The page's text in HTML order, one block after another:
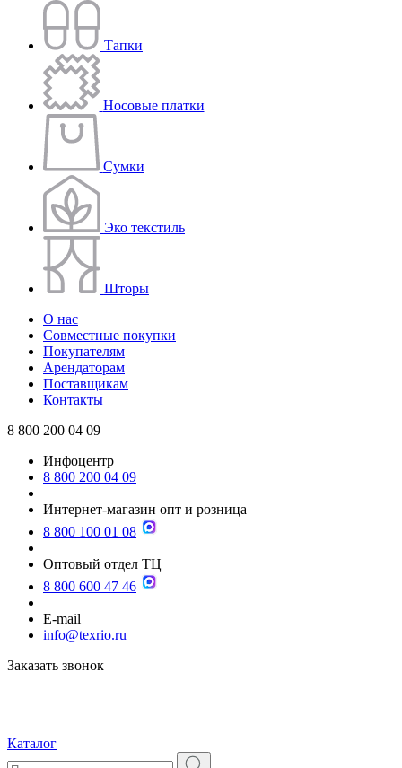
Тапки
Носовые платки
Сумки
Эко текстиль
Шторы
О нас
Совместные покупки
Покупателям
Арендаторам
Поставщикам
Контакты
8 800 200 04 09
Инфоцентр
8 800 200 04 09
Интернет-магазин опт и розница
8 800 100 01 08
Оптовый отдел ТЦ
8 800 600 47 46
E-mail
info@texrio.ru
Заказать звонок
Каталог